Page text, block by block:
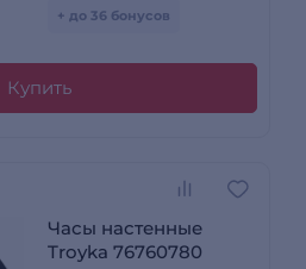
+ до 36 бонусов
Купить
Часы настенные
Troyka 76760780